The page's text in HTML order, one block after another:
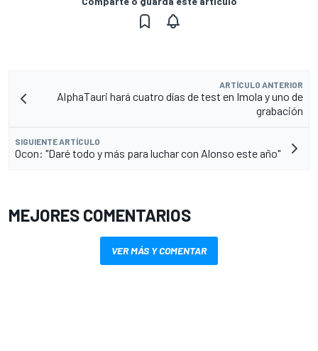
ARTÍCULO ANTERIOR
AlphaTauri hará cuatro días de test en Imola y uno de
grabación
SIGUIENTE ARTÍCULO
Ocon: "Daré todo y más para luchar con Alonso este año"
MEJORES COMENTARIOS
VER MÁS Y COMENTAR